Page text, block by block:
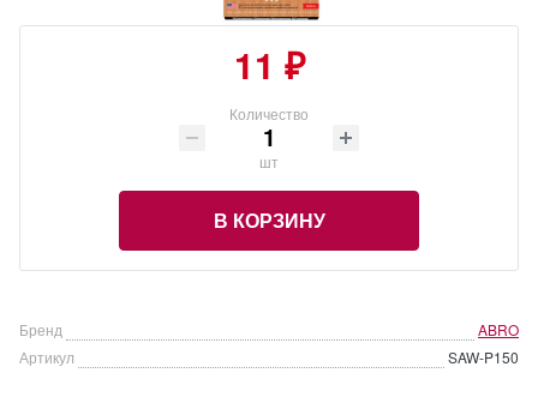
11 ₽
Количество
шт
В КОРЗИНУ
Бренд
ABRO
Артикул
SAW-P150